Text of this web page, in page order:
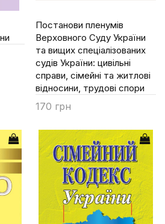
Постанови пленумів
Верховного Суду України
та вищих спеціалізованих
судів України: цивільні
справи, сімейні та житлові
відносини, трудові спори
170 грн